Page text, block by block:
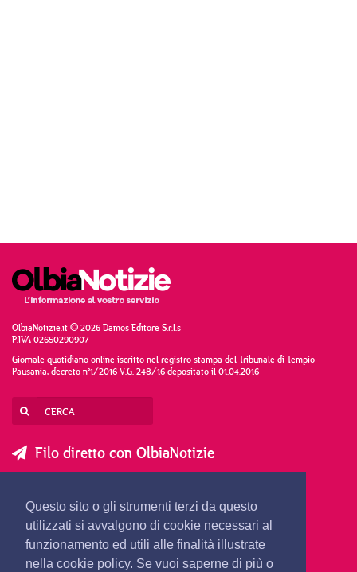
Questo sito o gli strumenti terzi da questo
utilizzati si avvalgono di cookie necessari al
funzionamento ed utili alle finalità illustrate
nella cookie policy. Se vuoi saperne di più o
OlbiaNotizie.it © 2026 Damos Editore S.r.l.s
P.IVA 02650290907
Giornale quotidiano online iscritto nel registro stampa del Tribunale di Tempio
Pausania, decreto n°1/2016 V.G. 248/16 depositato il 01.04.2016
Filo diretto con OlbiaNotizie
SEGNALA UNA NOTIZIA
SEGNALA UN EVENTO